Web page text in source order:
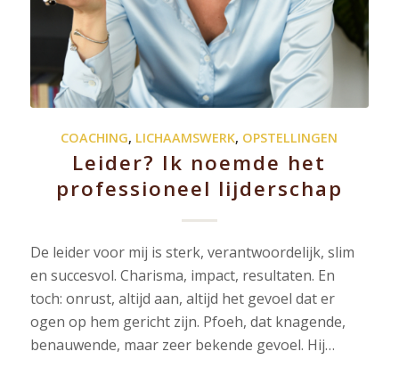
COACHING, LICHAAMSWERK, OPSTELLINGEN
Leider? Ik noemde het
professioneel lijderschap
De leider voor mij is sterk, verantwoordelijk, slim
en succesvol. Charisma, impact, resultaten. En
toch: onrust, altijd aan, altijd het gevoel dat er
ogen op hem gericht zijn. Pfoeh, dat knagende,
benauwende, maar zeer bekende gevoel. Hij…